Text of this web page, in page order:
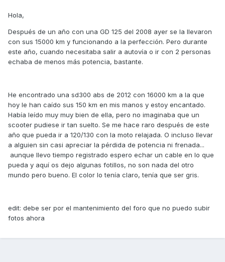
Hola,
Después de un año con una GD 125 del 2008 ayer se la llevaron
con sus 15000 km y funcionando a la perfección. Pero durante
este año, cuando necesitaba salir a autovía o ir con 2 personas
echaba de menos más potencia, bastante.
He encontrado una sd300 abs de 2012 con 16000 km a la que
hoy le han caído sus 150 km en mis manos y estoy encantado.
Había leído muy muy bien de ella, pero no imaginaba que un
scooter pudiese ir tan suelto. Se me hace raro después de este
año que pueda ir a 120/130 con la moto relajada. O incluso llevar
a alguien sin casi apreciar la pérdida de potencia ni frenada...
aunque llevo tiempo registrado espero echar un cable en lo que
pueda y aquí os dejo algunas fotillos, no son nada del otro
mundo pero bueno. El color lo tenía claro, tenía que ser gris.
edit: debe ser por el mantenimiento del foro que no puedo subir
fotos ahora